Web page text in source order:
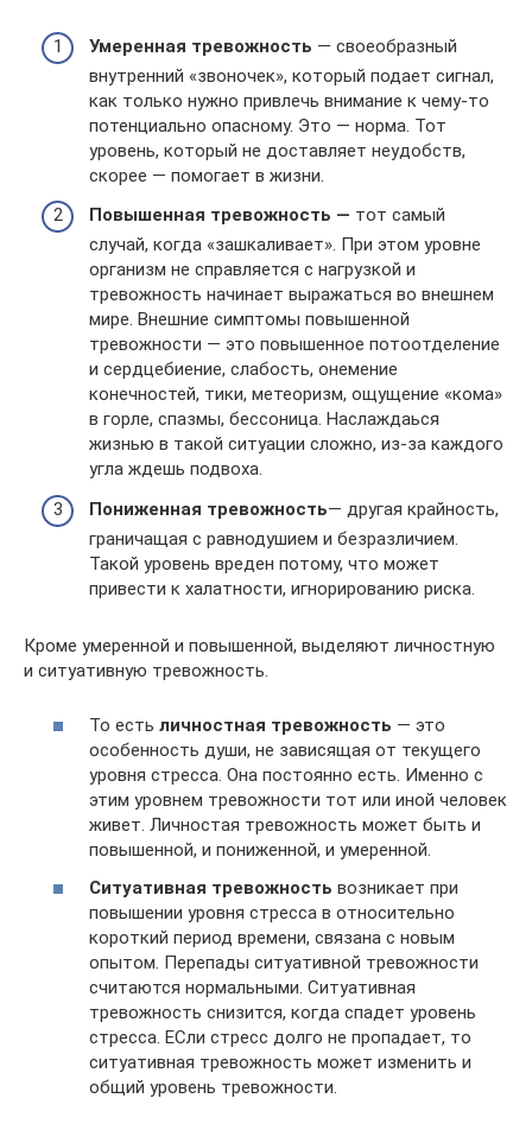
Умеренная тревожность — своеобразный
внутренний «звоночек», который подает сигнал,
как только нужно привлечь внимание к чему-то
потенциально опасному. Это — норма. Тот
уровень, который не доставляет неудобств,
скорее — помогает в жизни.
Повышенная тревожность — тот самый
случай, когда «зашкаливает». При этом уровне
организм не справляется с нагрузкой и
тревожность начинает выражаться во внешнем
мире. Внешние симптомы повышенной
тревожности — это повышенное потоотделение
и сердцебиение, слабость, онемение
конечностей, тики, метеоризм, ощущение «кома»
в горле, спазмы, бессоница. Наслаждаься
жизнью в такой ситуации сложно, из-за каждого
угла ждешь подвоха.
Пониженная тревожность— другая крайность,
граничащая с равнодушием и безразличием.
Такой уровень вреден потому, что может
привести к халатности, игнорированию риска.
Кроме умеренной и повышенной, выделяют личностную
и ситуативную тревожность.
То есть личностная тревожность — это
особенность души, не зависящая от текущего
уровня стресса. Она постоянно есть. Именно с
этим уровнем тревожности тот или иной человек
живет. Личностая тревожность может быть и
повышенной, и пониженной, и умеренной.
Ситуативная тревожность возникает при
повышении уровня стресса в относительно
короткий период времени, связана с новым
опытом. Перепады ситуативной тревожности
считаются нормальными. Ситуативная
тревожность снизится, когда спадет уровень
стресса. ЕСли стресс долго не пропадает, то
ситуативная тревожность может изменить и
общий уровень тревожности.